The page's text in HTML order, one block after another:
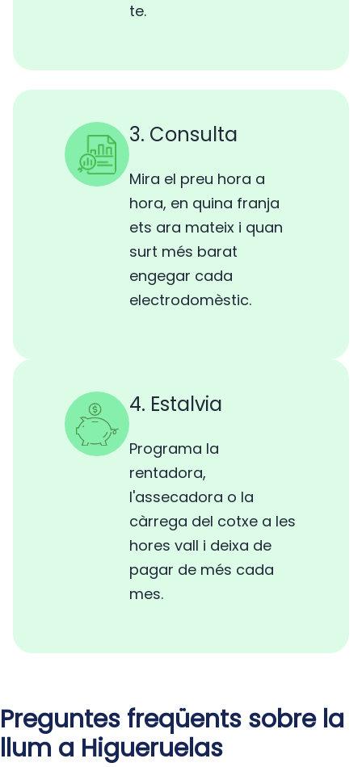
te.
3. Consulta
Mira el preu hora a
hora, en quina franja
ets ara mateix i quan
surt més barat
engegar cada
electrodomèstic.
4. Estalvia
Programa la
rentadora,
l'assecadora o la
càrrega del cotxe a les
hores vall i deixa de
pagar de més cada
mes.
Preguntes freqüents sobre la
llum a Higueruelas